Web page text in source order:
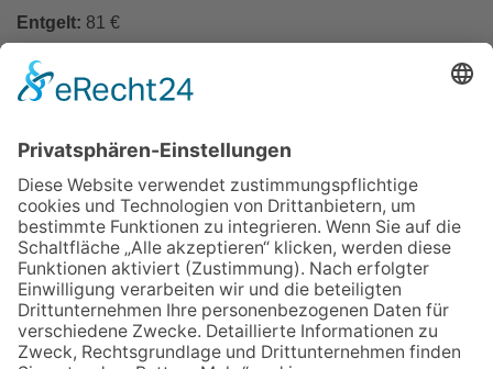
Entgelt: 81 €
Zurück